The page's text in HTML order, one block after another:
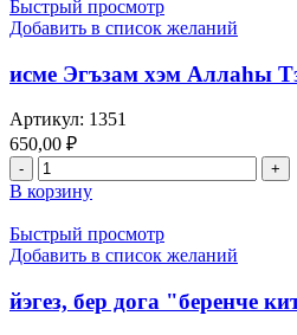
Быстрый просмотр
Добавить в список желаний
исме Эгъзам хэм Аллаһы
Артикул: 1351
650,00 ₽
В корзину
Быстрый просмотр
Добавить в список желаний
йэгез, бер дога "беренче